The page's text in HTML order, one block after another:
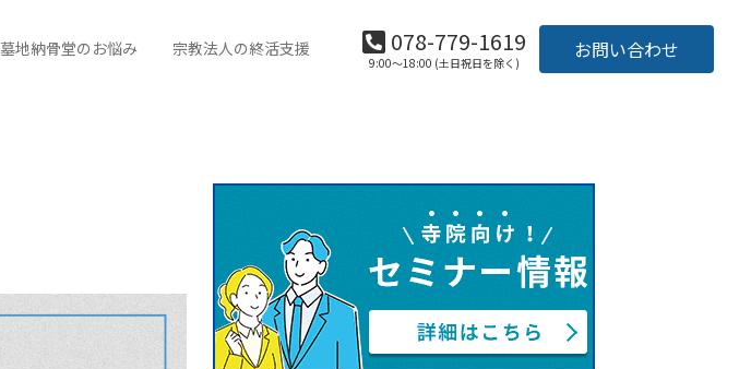
墓地納骨堂のお悩み 宗教法人の終活支援 078-779-1619
9:00～18:00 (土日祝日を除く) お問い合わせ